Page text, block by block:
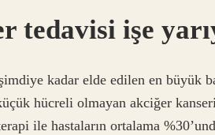
tedavisi işe
kadar elde edilen en büyük
hücreli olmayan akciğer
ile hastaların ortalama